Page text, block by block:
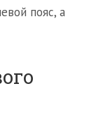
пояс, а